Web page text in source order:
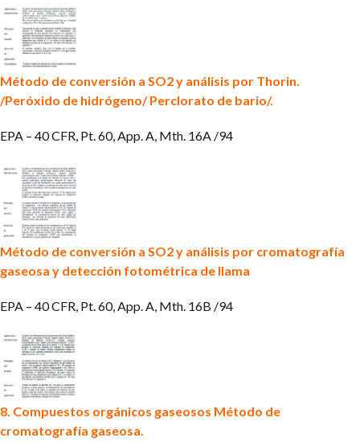
Método de conversión a SO2 y análisis por Thorin.
/Peróxido de hidrógeno/ Perclorato de bario/.
EPA – 40 CFR, Pt. 60, App. A, Mth. 16A /94
Método de conversión a SO2 y análisis por cromatografía
gaseosa y detección fotométrica de llama
EPA – 40 CFR, Pt. 60, App. A, Mth. 16B /94
8. Compuestos orgánicos gaseosos Método de
cromatografía gaseosa.